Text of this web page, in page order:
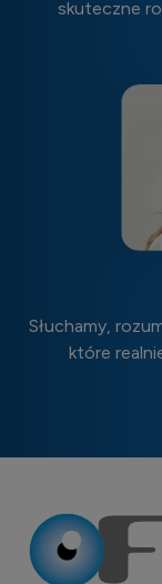
skuteczne
Słuchamy,
które